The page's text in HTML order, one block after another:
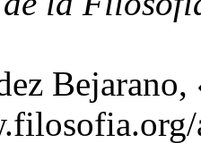
Bejarano,